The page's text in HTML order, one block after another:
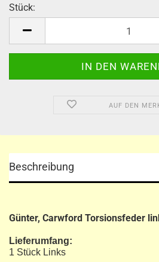
Stück:
AUF DEN
Beschreibung
Günter, Carwford Torsionsfeder
Lieferumfang:
1 Stück Links